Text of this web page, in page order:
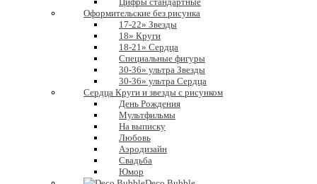
Оформительские без рисунка
17-22» Звезды
18» Круги
18-21» Сердца
Специальные фигуры
30-36» ультра Звезды
30-36» ультра Сердца
Сердца Круги и звезды с рисунком
День Рождения
Мультфильмы
На выписку
Любовь
Аэродизайн
Свадьба
Юмор